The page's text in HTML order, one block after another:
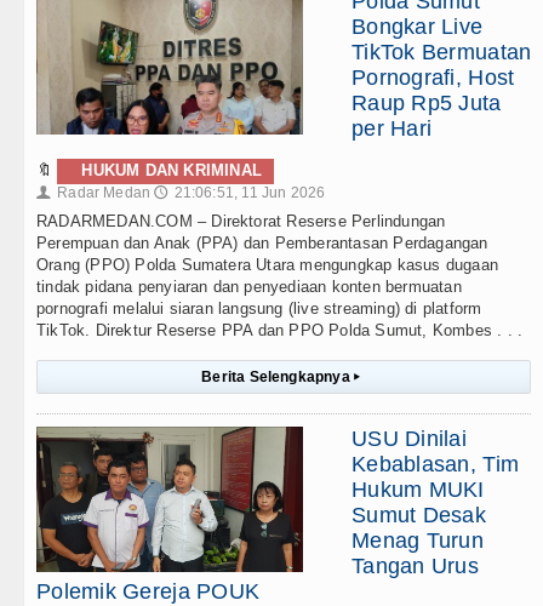
Bongkar Live
TikTok Bermuatan
Pornografi, Host
Raup Rp5 Juta
per Hari
🔖 HUKUM DAN KRIMINAL
👤 Radar Medan 🕔 21:06:51, 11 Jun 2026
RADARMEDAN.COM – Direktorat Reserse Perlindungan
Perempuan dan Anak (PPA) dan Pemberantasan Perdagangan
Orang (PPO) Polda Sumatera Utara mengungkap kasus dugaan
tindak pidana penyiaran dan penyediaan konten bermuatan
pornografi melalui siaran langsung (live streaming) di platform
TikTok. Direktur Reserse PPA dan PPO Polda Sumut, Kombes . . .
Berita Selengkapnya ▸
USU Dinilai
Kebablasan, Tim
Hukum MUKI
Sumut Desak
Menag Turun
Tangan Urus
Polemik Gereja POUK